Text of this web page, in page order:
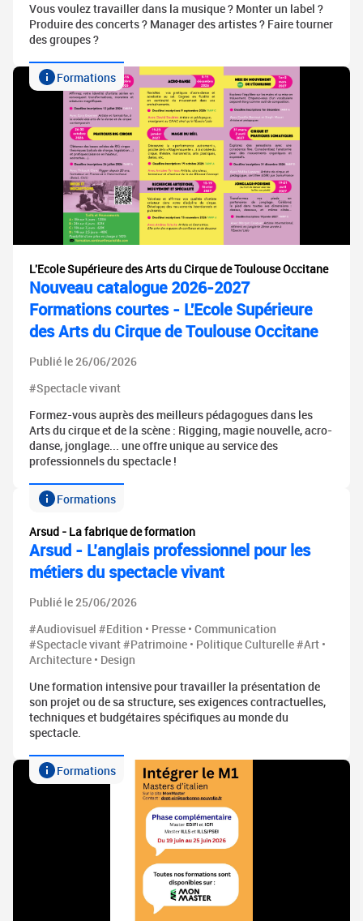
Vous voulez travailler dans la musique ? Monter un label ?
Produire des concerts ? Manager des artistes ? Faire tourner
des groupes ?
Formations
L'Ecole Supérieure des Arts du Cirque de Toulouse Occitane
Nouveau catalogue 2026-2027
Formations courtes - L'Ecole Supérieure
des Arts du Cirque de Toulouse Occitane
Publié le 26/06/2026
#Spectacle vivant
Formez-vous auprès des meilleurs pédagogues dans les
Arts du cirque et de la scène : Rigging, magie nouvelle, acro-
danse, jonglage... une offre unique au service des
professionnels du spectacle !
Formations
Arsud - La fabrique de formation
Arsud - L’anglais professionnel pour les
métiers du spectacle vivant
Publié le 25/06/2026
#Audiovisuel #Edition • Presse • Communication
#Spectacle vivant #Patrimoine • Politique Culturelle #Art •
Architecture • Design
Une formation intensive pour travailler la présentation de
son projet ou de sa structure, ses exigences contractuelles,
techniques et budgétaires spécifiques au monde du
spectacle.
Formations